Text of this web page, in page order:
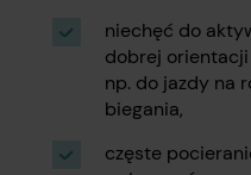
niechęć do
dobrej
np. do jazdy na
biegania,
częste